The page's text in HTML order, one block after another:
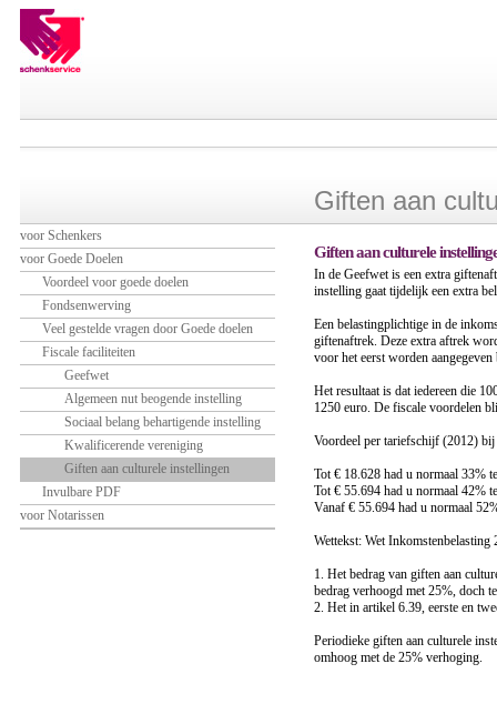
Giften aan
Giften aan culturele
In de Geefwet is een extra
instelling gaat tijdelijk een extra
Een belastingplichtige in de
giftenaftrek. Deze extra aftrek
voor het eerst worden
Het resultaat is dat iedereen die
1250 euro. De fiscale voordelen
Voordeel per tariefschijf (2012) bij
Tot € 18.628 had u normaal 33%
Tot € 55.694 had u normaal 42%
Vanaf € 55.694 had u normaal
Wettekst: Wet
1. Het bedrag van giften aan
bedrag verhoogd met 25%, doch
2. Het in artikel 6.39, eerste en
Periodieke giften aan culturele
omhoog met de 25% verhoging.
voor Schenkers
voor Goede Doelen
Voordeel voor goede doelen
Fondsenwerving
Veel gestelde vragen door Goede doelen
Fiscale faciliteiten
Geefwet
Algemeen nut beogende instelling
Sociaal belang behartigende instelling
Kwalificerende vereniging
Giften aan culturele instellingen
Invulbare PDF
voor Notarissen